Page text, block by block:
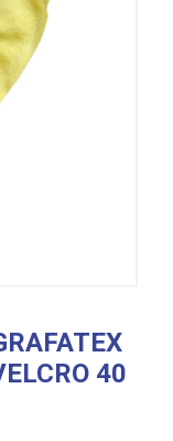
40